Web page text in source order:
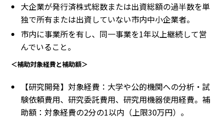
大企業が発行済株式総数または出資総額の過半数を単
独で所有または出資していない市内中小企業者。
市内に事業所を有し、同一事業を1年以上継続して営
んでいること。
＜補助対象経費と補助額＞
【研究開発】対象経費：大学や公的機関への分析・試
験依頼費用、研究委託費用、研究用機器使用経費。補
助額：対象経費の2分の1以内（上限30万円）。